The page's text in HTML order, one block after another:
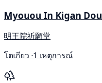
Myouou In Kigan Dou
明王院祈願堂
โตเกียว ·1 เหตุการณ์